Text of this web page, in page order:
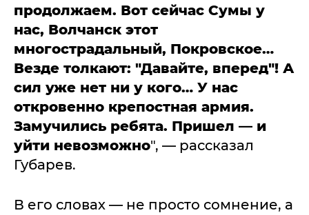
продолжаем. Вот сейчас Сумы у
нас, Волчанск этот
многострадальный, Покровское…
Везде толкают: "Давайте, вперед"! А
сил уже нет ни у кого… У нас
откровенно крепостная армия.
Замучились ребята. Пришел — и
уйти невозможно", — рассказал
Губарев.
В его словах — не просто сомнение, а